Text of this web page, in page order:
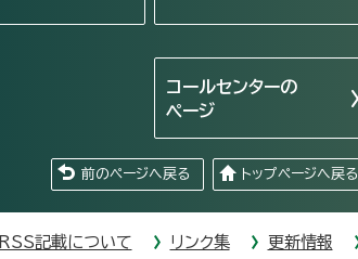
コールセンターの
ページ
前のページへ戻る トップページへ戻る
RSS記載について リンク集 更新情報